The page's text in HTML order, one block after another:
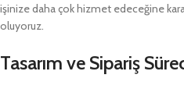
işinize daha çok hizmet edeceğine
oluyoruz.
Tasarım ve Sipariş